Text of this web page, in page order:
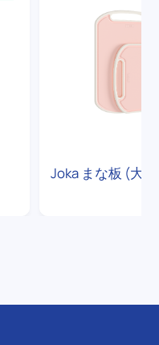
Joka まな板 (大)